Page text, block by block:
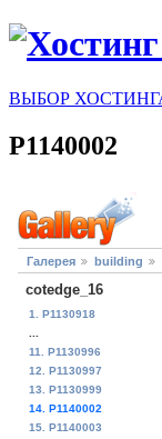
ВЫБОР
P1140002
Галерея building
cotedge_16
1. P1130918
...
11. P1130996
12. P1130997
13. P1130999
14. P1140002
15. P1140003